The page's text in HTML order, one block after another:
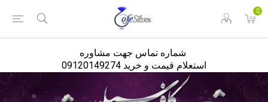
0
استعلام قیمت و خرید 09120149274